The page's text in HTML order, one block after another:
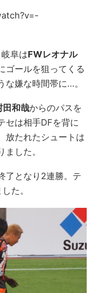
阜はFWレオナル
ゴールを狙ってくる
嫌な時間帯に...。
田和哉からのパスを
セは相手DFを背に
放たれたシュートは
した。
了となり2連勝。テ
た。